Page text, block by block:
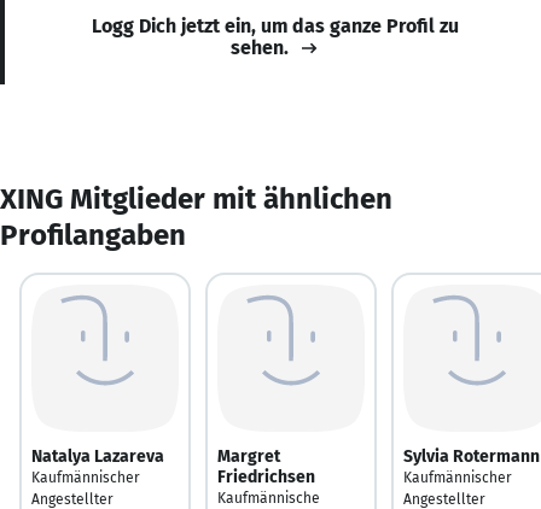
Logg Dich jetzt ein, um das ganze Profil zu
sehen.
XING Mitglieder mit ähnlichen
Profilangaben
Natalya Lazareva
Kaufmännischer
Angestellter
Margret
Friedrichsen
Kaufmännische
Sylvia Rotermann
Kaufmännischer
Angestellter